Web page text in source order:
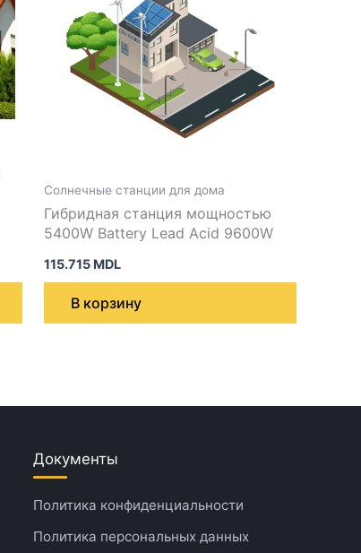
Солнечные станции для дома
Гибридная станция мощностью
5400W Battery Lead Acid 9600W
115.715 MDL
В корзину
Документы
Политика конфиденциальности
Политика персональных данных